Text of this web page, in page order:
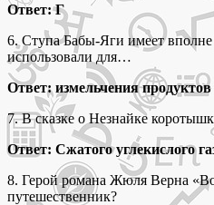
Ответ: Г
6. Ступа Бабы-Яги имеет вполне
использовали для…
Ответ: измельчения продуктов
7. В сказке о Незнайке
Ответ: Сжатого углекислого
8. Герой романа Жюля Верна
путешественник?